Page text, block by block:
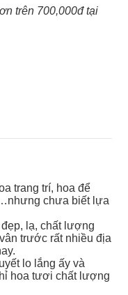
trên 700,000đ tại
trang trí, hoa để
chưa biết lựa
lạ, chất lượng
trước rất nhiều địa
lo lắng ấy và
hoa tươi chất lượng